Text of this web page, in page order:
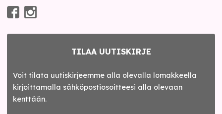
TILAA UUTISKIRJE
Voit tilata uutiskirjeemme alla olevalla lomakkeella
kirjoittamalla sähköpostiosoitteesi alla olevaan
kenttään.